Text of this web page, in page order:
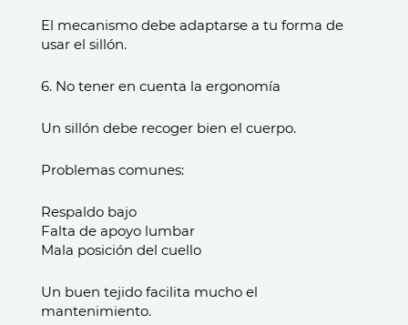
El mecanismo debe adaptarse a tu forma de
usar el sillón.
6. No tener en cuenta la ergonomía
Un sillón debe recoger bien el cuerpo.
Problemas comunes:
Respaldo bajo
Falta de apoyo lumbar
Mala posición del cuello
Un buen tejido facilita mucho el
mantenimiento.